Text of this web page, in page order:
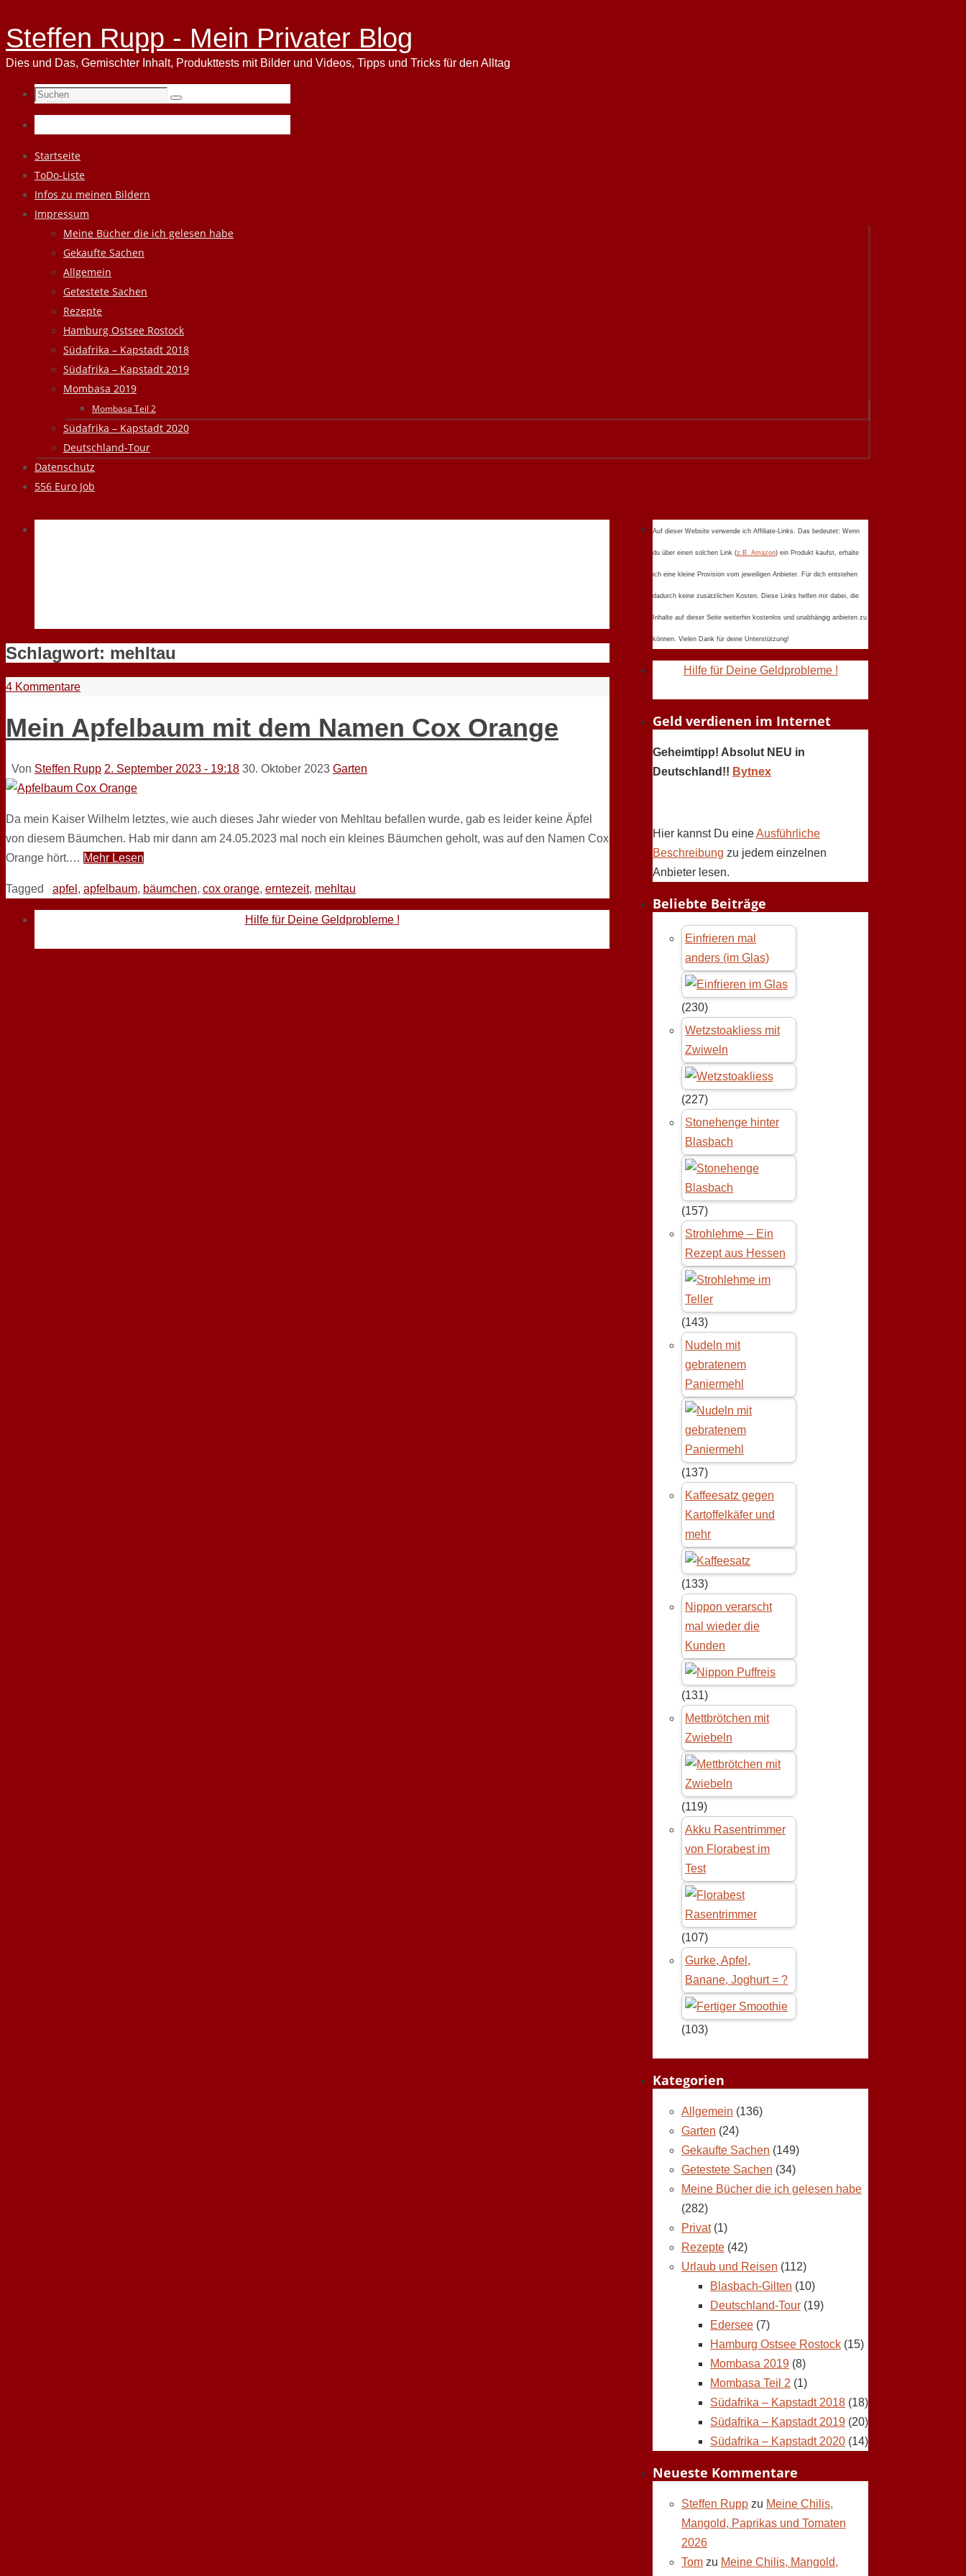
Steffen Rupp - Mein Privater Blog
Dies und Das, Gemischter Inhalt, Produkttests mit Bilder und Videos, Tipps und Tricks für den Alltag
Suchen
nach:
Suchen
Zum
Inhalt
springen
Startseite
ToDo-Liste
Infos zu meinen Bildern
Impressum
Meine Bücher die ich gelesen habe
Gekaufte Sachen
Allgemein
Getestete Sachen
Rezepte
Hamburg Ostsee Rostock
Südafrika – Kapstadt 2018
Südafrika – Kapstadt 2019
Mombasa 2019
Mombasa Teil 2
Südafrika – Kapstadt 2020
Deutschland-Tour
Datenschutz
556 Euro Job
Schlagwort: mehltau
4 Kommentare
Mein Apfelbaum mit dem Namen Cox Orange
Von Steffen Rupp 2. September 2023 - 19:18 30. Oktober 2023 Garten
Da mein Kaiser Wilhelm letztes, wie auch dieses Jahr wieder von Mehltau befallen wurde, gab es leider keine Äpfel
von diesem Bäumchen. Hab mir dann am 24.05.2023 mal noch ein kleines Bäumchen geholt, was auf den Namen Cox
Orange hört.… Mehr Lesen
Tagged apfel , apfelbaum, bäumchen, cox orange, erntezeit, mehltau
Hilfe für Deine Geldprobleme !
Auf dieser Website verwende ich Affiliate-Links. Das bedeutet: Wenn
du über einen solchen Link (z.B. Amazon) ein Produkt kaufst, erhalte
ich eine kleine Provision vom jeweiligen Anbieter. Für dich entstehen
dadurch keine zusätzlichen Kosten. Diese Links helfen mir dabei, die
Inhalte auf dieser Seite weiterhin kostenlos und unabhängig anbieten zu
können. Vielen Dank für deine Unterstützung!
Hilfe für Deine Geldprobleme !
Geld verdienen im Internet
Geheimtipp! Absolut NEU in
Deutschland!! Bytnex
Hier kannst Du eineAusführliche
Beschreibung zu jedem einzelnen
Anbieter lesen.
Beliebte Beiträge
Einfrieren mal
anders (im Glas)
(230)
Wetzstoakliess mit
Zwiweln
(227)
Stonehenge hinter
Blasbach
(157)
Strohlehme – Ein
Rezept aus Hessen
(143)
Nudeln mit
gebratenem
Paniermehl
(137)
Kaffeesatz gegen
Kartoffelkäfer und
mehr
(133)
Nippon verarscht
mal wieder die
Kunden
(131)
Mettbrötchen mit
Zwiebeln
(119)
Akku Rasentrimmer
von Florabest im
Test
(107)
Gurke, Apfel,
Banane, Joghurt = ?
(103)
Kategorien
Allgemein (136)
Garten (24)
Gekaufte Sachen (149)
Getestete Sachen (34)
Meine Bücher die ich gelesen habe
(282)
Privat(1)
Rezepte (42)
Urlaub und Reisen (112)
Blasbach-Gilten (10)
Deutschland-Tour (19)
Edersee (7)
Hamburg Ostsee Rostock (15)
Mombasa 2019 (8)
Mombasa Teil 2 (1)
Südafrika – Kapstadt 2018 (18)
Südafrika – Kapstadt 2019 (20)
Südafrika – Kapstadt 2020 (14)
Neueste Kommentare
Steffen Rupp zu Meine Chilis,
Mangold, Paprikas und Tomaten
2026
Tom zu Meine Chilis, Mangold,